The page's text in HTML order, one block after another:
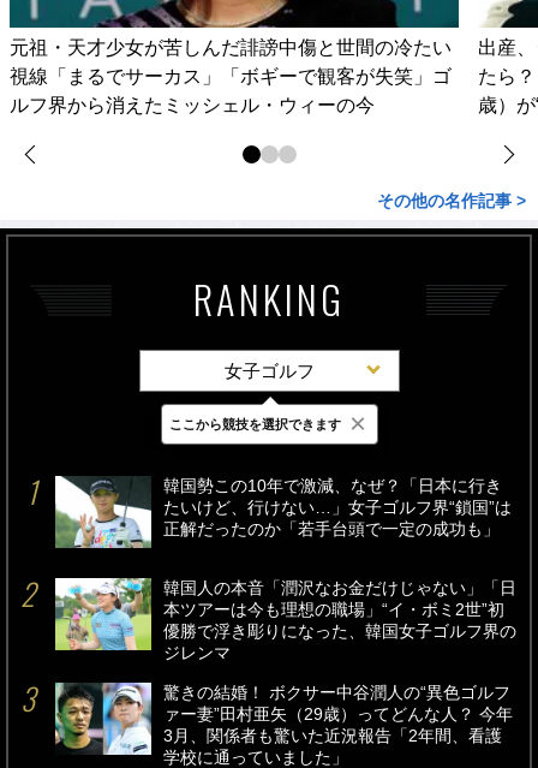
元祖・天才少女が苦しんだ誹謗中傷と世間の冷たい
視線「まるでサーカス」「ボギーで観客が失笑」ゴ
ルフ界から消えたミッシェル・ウィーの今
出産
たら
歳）
その他の名作記事 >
RANKING
女子ゴルフ
最新 24時間 週間
韓国勢この10年で激減、なぜ？「日本に行き
たいけど、行けない…」女子ゴルフ界“鎖国”は
正解だったのか「若手台頭で一定の成功も」
韓国人の本音「潤沢なお金だけじゃない」「日
本ツアーは今も理想の職場」“イ・ボミ2世”初
優勝で浮き彫りになった、韓国女子ゴルフ界の
ジレンマ
驚きの結婚！ ボクサー中谷潤人の“異色ゴルフ
ァー妻”田村亜矢（29歳）ってどんな人？ 今年
3月、関係者も驚いた近況報告「2年間、看護
学校に通っていました」
ここから競技を選択できます ×